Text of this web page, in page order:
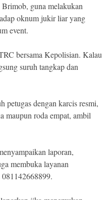
guna melakukan
oknum jukir liar yang
event.
bersama Kepolisian. Kalau
suruh tangkap dan
petugas dengan karcis resmi,
maupun roda empat, ambil
laporan,
membuka layanan